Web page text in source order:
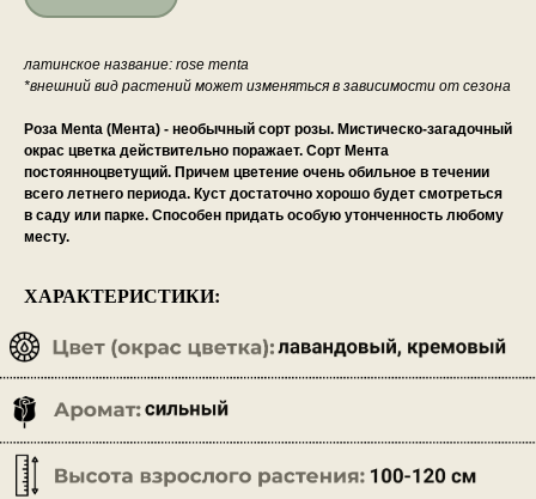
латинское название: rose menta
*внешний вид растений может изменяться в зависимости от сезона
Роза Menta (Мента) - необычный сорт розы. Мистическо-загадочный
окрас цветка действительно поражает. Сорт Мента
постоянноцветущий. Причем цветение очень обильное в течении
всего летнего периода. Куст достаточно хорошо будет смотреться
в саду или парке. Способен придать особую утонченность любому
месту.
ХАРАКТЕРИСТИКИ: